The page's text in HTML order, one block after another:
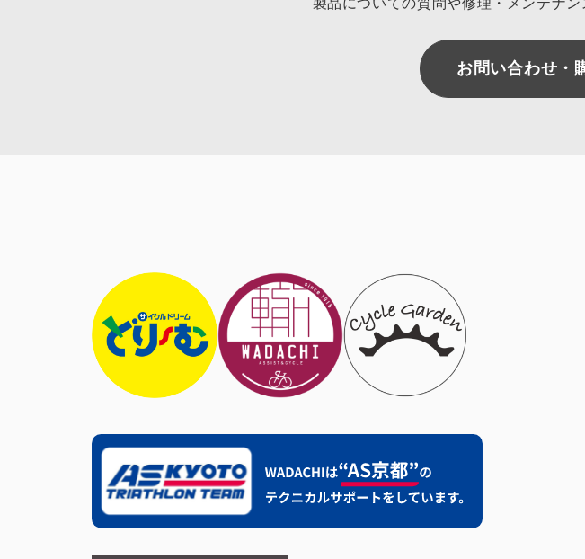
製品についての質問や修理・メンテナン
お問い合わせ・